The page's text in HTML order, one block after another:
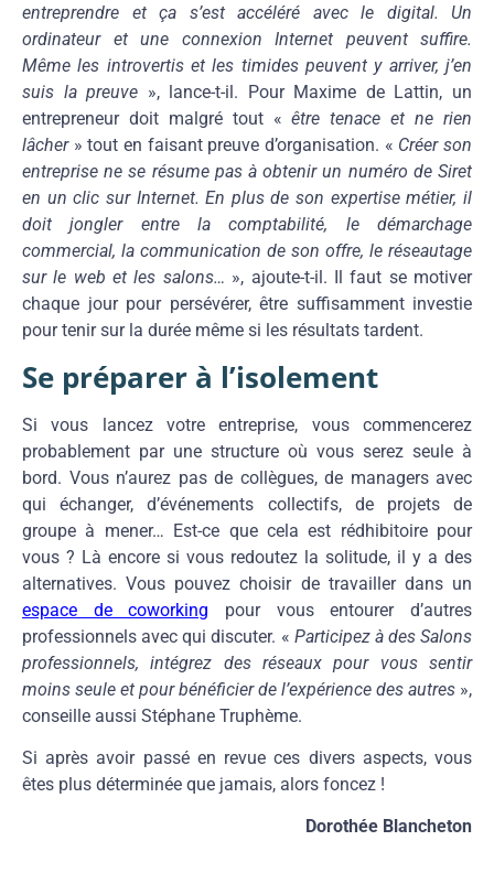
entreprendre et ça s’est accéléré avec le digital. Un
ordinateur et une connexion Internet peuvent suffire.
Même les introvertis et les timides peuvent y arriver, j’en
suis la preuve », lance-t-il. Pour Maxime de Lattin, un
entrepreneur doit malgré tout «être tenace et ne rien
lâcher» tout en faisant preuve d’organisation. « Créer son
entreprise ne se résume pas à obtenir un numéro de Siret
en un clic sur Internet. En plus de son expertise métier, il
doit jongler entre lacomptabilité, le démarchage
commercial, la communication de son offre, le réseautage
sur le web et les salons… », ajoute-t-il. Il faut se motiver
chaque jour pour persévérer, être suffisamment investie
pour tenir sur la durée même si les résultats tardent.
Se préparer à l’isolement
Si vous lancez votre entreprise, vous commencerez
probablement par une structure où vous serez seule à
bord. Vous n’aurez pas de collègues, de managers avec
qui échanger, d’événements collectifs, de projets de
groupe à mener… Est-ce que cela est rédhibitoire pour
vous ? Là encore si vous redoutez la solitude, il y a des
alternatives. Vous pouvez choisir de travailler dans un
espace de coworking pour vous entourer d’autres
professionnels avec qui discuter. « Participez à des Salons
professionnels, intégrez des réseaux pour vous sentir
moins seule et pour bénéficier de l’expérience des autres »,
conseille aussi Stéphane Truphème.
Si après avoir passé en revue ces divers aspects, vous
êtes plus déterminée que jamais, alors foncez !
Dorothée Blancheton